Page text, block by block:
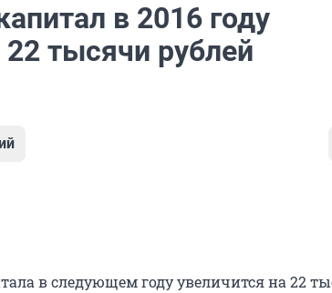
в 2016 году
22 тысячи рублей
в следующем году увеличится на 22